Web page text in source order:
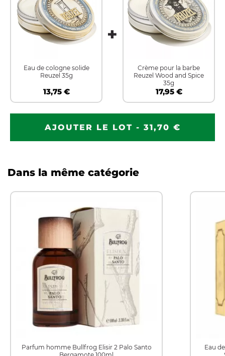
Eau de cologne solide
Reuzel 35g
13,75 €
Crème pour la barbe
Reuzel Wood and Spice
35g
17,95 €
AJOUTER LE LOT - 31,70 €
Dans la même catégorie
Parfum homme Bullfrog Elisir 2 Palo Santo
Eau